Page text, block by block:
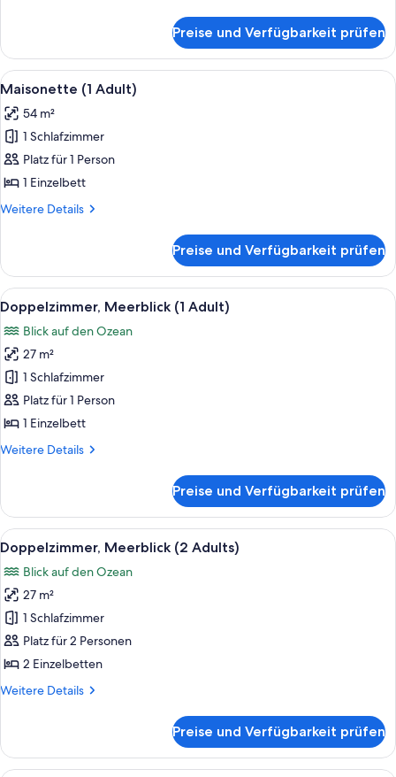
(2
Adults)
Preise und Verfügbarkeit prüfen
Alle
Fotos
für
Maisonette
(1
Adult)
anzeigen
Ein ordentlich bezogenes Bett mit
4
Maisonette (1 Adult)
54 m²
1 Schlafzimmer
Platz für 1 Person
1 Einzelbett
Weitere Details
Weitere
(1
Adult)
Preise und Verfügbarkeit prüfen
Alle
Fotos
für
Doppelzimmer,
Meerblick
(1
Adult)
Ein Hotelzimmer mit einem großen
4
Doppelzimmer, Meerblick (1 Adult)
Blick auf den Ozean
27 m²
1 Schlafzimmer
Platz für 1 Person
1 Einzelbett
Weitere Details
Weitere
Meerblick
(1
Adult)
Preise und Verfügbarkeit prüfen
Alle
Fotos
für
Doppelzimmer,
Meerblick
(2
Adults)
Ein Hotelzimmer mit einem großen
4
Doppelzimmer, Meerblick (2 Adults)
Blick auf den Ozean
27 m²
1 Schlafzimmer
Platz für 2 Personen
2 Einzelbetten
Weitere Details
Weitere
Meerblick
(2
Preise und Verfügbarkeit prüfen